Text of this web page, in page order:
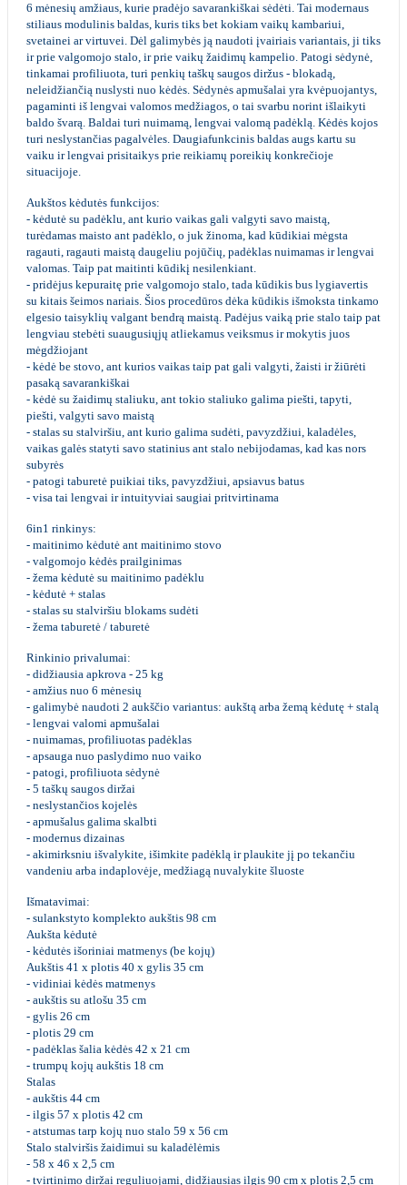
6 mėnesių amžiaus, kurie pradėjo savarankiškai sėdėti. Tai modernaus
stiliaus modulinis baldas, kuris tiks bet kokiam vaikų kambariui,
svetainei ar virtuvei. Dėl galimybės ją naudoti įvairiais variantais, ji tiks
ir prie valgomojo stalo, ir prie vaikų žaidimų kampelio. Patogi sėdynė,
tinkamai profiliuota, turi penkių taškų saugos diržus - blokadą,
neleidžiančią nuslysti nuo kėdės. Sėdynės apmušalai yra kvėpuojantys,
pagaminti iš lengvai valomos medžiagos, o tai svarbu norint išlaikyti
baldo švarą. Baldai turi nuimamą, lengvai valomą padėklą. Kėdės kojos
turi neslystančias pagalvėles. Daugiafunkcinis baldas augs kartu su
vaiku ir lengvai prisitaikys prie reikiamų poreikių konkrečioje
situacijoje.
Aukštos kėdutės funkcijos:
- kėdutė su padėklu, ant kurio vaikas gali valgyti savo maistą,
turėdamas maisto ant padėklo, o juk žinoma, kad kūdikiai mėgsta
ragauti, ragauti maistą daugeliu pojūčių, padėklas nuimamas ir lengvai
valomas. Taip pat maitinti kūdikį nesilenkiant.
- pridėjus kepuraitę prie valgomojo stalo, tada kūdikis bus lygiavertis
su kitais šeimos nariais. Šios procedūros dėka kūdikis išmoksta tinkamo
elgesio taisyklių valgant bendrą maistą. Padėjus vaiką prie stalo taip pat
lengviau stebėti suaugusiųjų atliekamus veiksmus ir mokytis juos
mėgdžiojant
- kėdė be stovo, ant kurios vaikas taip pat gali valgyti, žaisti ir žiūrėti
pasaką savarankiškai
- kėdė su žaidimų staliuku, ant tokio staliuko galima piešti, tapyti,
piešti, valgyti savo maistą
- stalas su stalviršiu, ant kurio galima sudėti, pavyzdžiui, kaladėles,
vaikas galės statyti savo statinius ant stalo nebijodamas, kad kas nors
subyrės
- patogi taburetė puikiai tiks, pavyzdžiui, apsiavus batus
- visa tai lengvai ir intuityviai saugiai pritvirtinama
6in1 rinkinys:
- maitinimo kėdutė ant maitinimo stovo
- valgomojo kėdės prailginimas
- žema kėdutė su maitinimo padėklu
- kėdutė + stalas
- stalas su stalviršiu blokams sudėti
- žema taburetė / taburetė
Rinkinio privalumai:
- didžiausia apkrova - 25 kg
- amžius nuo 6 mėnesių
- galimybė naudoti 2 aukščio variantus: aukštą arba žemą kėdutę + stalą
- lengvai valomi apmušalai
- nuimamas, profiliuotas padėklas
- apsauga nuo paslydimo nuo vaiko
- patogi, profiliuota sėdynė
- 5 taškų saugos diržai
- neslystančios kojelės
- apmušalus galima skalbti
- modernus dizainas
- akimirksniu išvalykite, išimkite padėklą ir plaukite jį po tekančiu
vandeniu arba indaplovėje, medžiagą nuvalykite šluoste
Išmatavimai:
- sulankstyto komplekto aukštis 98 cm
Aukšta kėdutė
- kėdutės išoriniai matmenys (be kojų)
Aukštis 41 x plotis 40 x gylis 35 cm
- vidiniai kėdės matmenys
- aukštis su atlošu 35 cm
- gylis 26 cm
- plotis 29 cm
- padėklas šalia kėdės 42 x 21 cm
- trumpų kojų aukštis 18 cm
Stalas
- aukštis 44 cm
- ilgis 57 x plotis 42 cm
- atstumas tarp kojų nuo stalo 59 x 56 cm
Stalo stalviršis žaidimui su kaladėlėmis
- 58 x 46 x 2,5 cm
- tvirtinimo diržai reguliuojami, didžiausias ilgis 90 cm x plotis 2,5 cm